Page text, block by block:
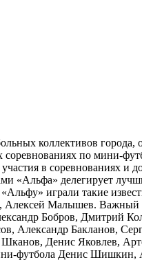
коллективов города,
по мини-
в соревнованиях и
«Альфа» делегирует
играли такие
Малышев. Важный
Бобров, Дмитрий
Александр Бакланов,
Денис Яковлев,
футбола Денис